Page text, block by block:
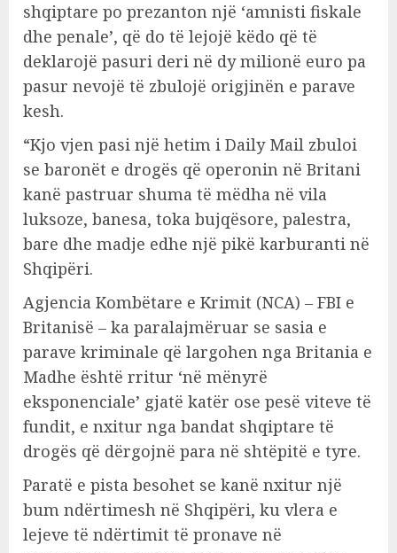
shqiptare po prezanton një ‘amnisti fiskale
dhe penale’, që do të lejojë këdo që të
deklarojë pasuri deri në dy milionë euro pa
pasur nevojë të zbulojë origjinën e parave
kesh.
“Kjo vjen pasi një hetim i Daily Mail zbuloi
se baronët e drogës që operonin në Britani
kanë pastruar shuma të mëdha në vila
luksoze, banesa, toka bujqësore, palestra,
bare dhe madje edhe një pikë karburanti në
Shqipëri.
Agjencia Kombëtare e Krimit (NCA) – FBI e
Britanisë – ka paralajmëruar se sasia e
parave kriminale që largohen nga Britania e
Madhe është rritur ‘në mënyrë
eksponenciale’ gjatë katër ose pesë viteve të
fundit, e nxitur nga bandat shqiptare të
drogës që dërgojnë para në shtëpitë e tyre.
Paratë e pista besohet se kanë nxitur një
bum ndërtimesh në Shqipëri, ku vlera e
lejeve të ndërtimit të pronave në